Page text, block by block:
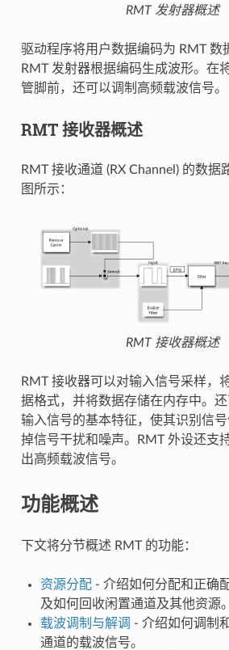
RMT 发射器概述
驱动程序将用户数据编码为 RMT 数
RMT 发射器根据编码生成波形。在
管脚前，还可以调制高频载波信号。
RMT 接收器概述
RMT 接收通道 (RX Channel) 的数据
图所示：
RMT 接收器概述
RMT 接收器可以对输入信号采样，
据格式，并将数据存储在内存中。
输入信号的基本特征，使其识别信
掉信号干扰和噪声。RMT 外设还支
出高频载波信号。
功能概述
下文将分节概述 RMT 的功能：
资源分配- 介绍如何分配和正确
及如何回收闲置通道及其他资源。
载波调制与解调 - 介绍如何调制
通道的载波信号。